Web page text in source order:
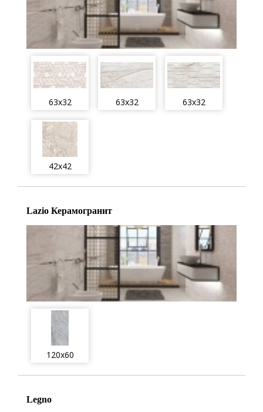
63x32 63x32 63x32
42x42
Lazio Керамогранит
120x60
Legno